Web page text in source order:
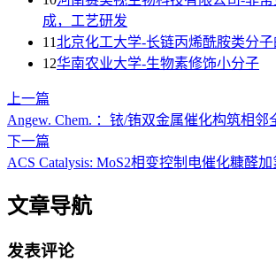
成，工艺研发
11北京化工大学-长链丙烯酰胺类分
12华南农业大学-生物素修饰小分子
上一篇
Angew. Chem. ：铱/铕双金属催化构筑相
下一篇
ACS Catalysis: MoS2相变控制电催化糠醛
文章导航
发表评论